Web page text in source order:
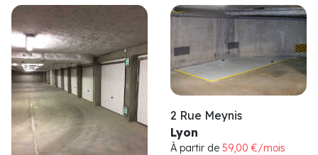
2 Rue Meynis
Lyon
À partir de 59,00 €/mois